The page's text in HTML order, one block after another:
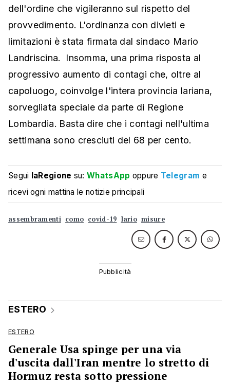
dell'ordine che vigileranno sul rispetto del
provvedimento. L'ordinanza con divieti e
limitazioni è stata firmata dal sindaco Mario
Landriscina. Insomma, una prima risposta al
progressivo aumento di contagi che, oltre al
capoluogo, coinvolge l'intera provincia lariana,
sorvegliata speciale da parte di Regione
Lombardia. Basta dire che i contagi nell'ultima
settimana sono cresciuti del 68 per cento.
Segui laRegione su:WhatsApp oppure Telegram e
ricevi ogni mattina le notizie principali
assembramenti como covid-19 lario misure
ESTERO
ESTERO
Generale Usa spinge per una via
d'uscita dall'Iran mentre lo stretto di
Hormuz resta sotto pressione